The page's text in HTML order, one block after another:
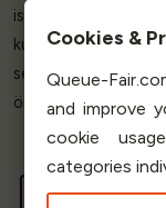
isteriz ve
kullanmaya
seçeneklere baktık
öndeydi ve